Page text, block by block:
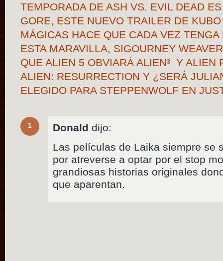
TEMPORADA DE ASH VS. EVIL DEAD
GORE, ESTE NUEVO TRAILER DE
MÁGICAS HACE QUE CADA VEZ
ESTA MARAVILLA, SIGOURNEY
QUE ALIEN 5 OBVIARÁ ALIEN³ Y ALIEN
ALIEN: RESURRECTION Y ¿SERÁ
ELEGIDO PARA STEPPENWOLF EN
1 Donald dijo:
Las películas de Laika siempre se
por atreverse a optar por el stop
grandiosas historias originales
que aparentan.